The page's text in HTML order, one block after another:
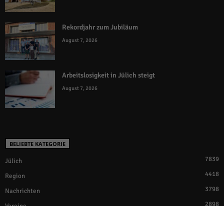
Rekordjahr zum Jubiläum
August 7, 2026
Arbeitslosigkeit in Jülich steigt
August 7, 2026
BELIEBTE KATEGORIE
Jülich 7839
Region 4418
Nachrichten 3798
2898